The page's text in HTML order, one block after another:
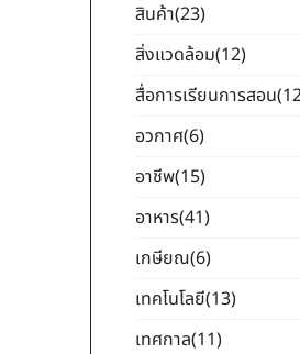
สินค้า(23)
สิ่งแวดล้อม(12)
สื่อการเรียนการสอน
อวกาศ(6)
อาชีพ(15)
อาหาร(41)
เกษียณ(6)
เทคโนโลยี(13)
เทศกาล(11)